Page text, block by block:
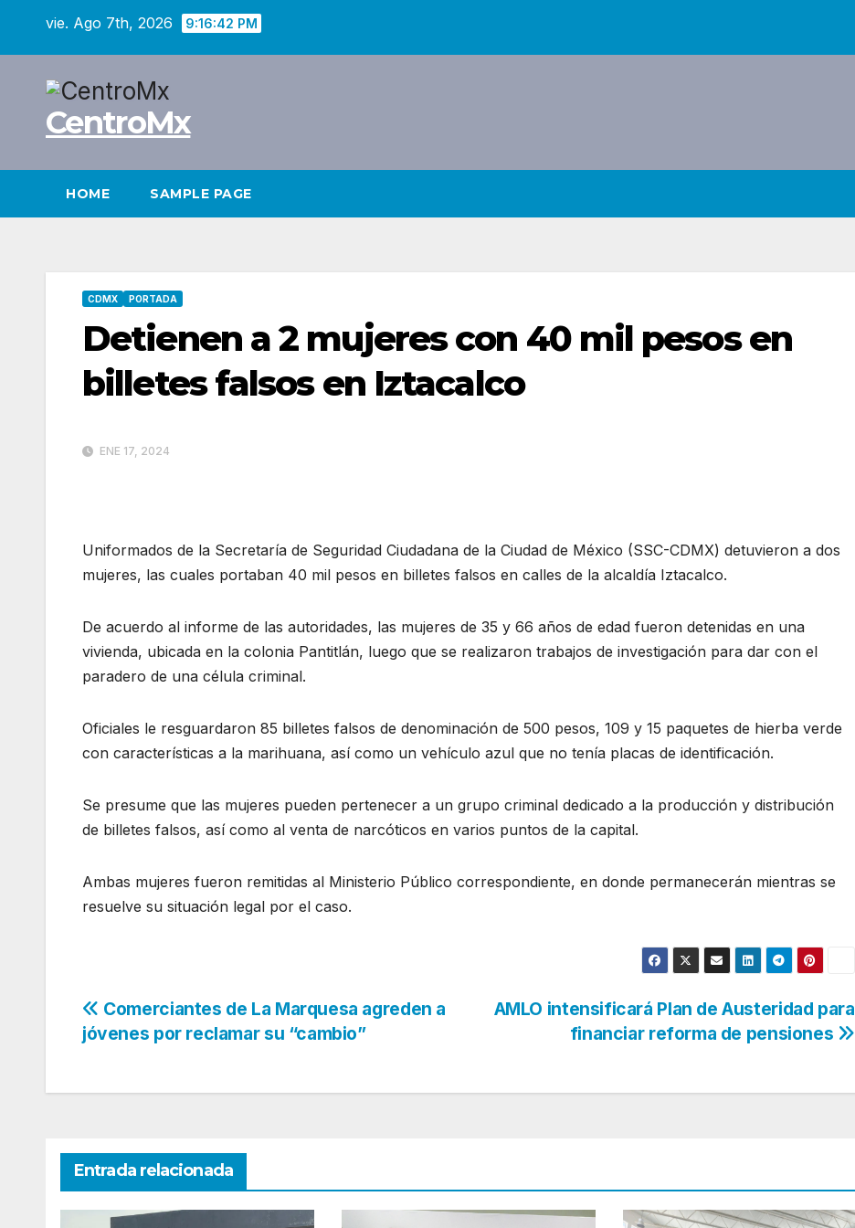
vie. Ago 7th, 2026 9:16:43 PM
CentroMx
HOME SAMPLE PAGE
CDMX PORTADA
Detienen a 2 mujeres con 40 mil pesos en
billetes falsos en Iztacalco
ENE 17, 2024
Uniformados de la Secretaría de Seguridad Ciudadana de la Ciudad de México (SSC-CDMX) detuvieron a dos
mujeres, las cuales portaban 40 mil pesos en billetes falsos en calles de la alcaldía Iztacalco.
De acuerdo al informe de las autoridades, las mujeres de 35 y 66 años de edad fueron detenidas en una
vivienda, ubicada en la colonia Pantitlán, luego que se realizaron trabajos de investigación para dar con el
paradero de una célula criminal.
Oficiales le resguardaron 85 billetes falsos de denominación de 500 pesos, 109 y 15 paquetes de hierba verde
con características a la marihuana, así como un vehículo azul que no tenía placas de identificación.
Se presume que las mujeres pueden pertenecer a un grupo criminal dedicado a la producción y distribución
de billetes falsos, así como al venta de narcóticos en varios puntos de la capital.
Ambas mujeres fueron remitidas al Ministerio Público correspondiente, en donde permanecerán mientras se
resuelve su situación legal por el caso.
Navegación
de
entradas
AMLO intensificará Plan de Austeridad para
financiar reforma de pensiones
Comerciantes de La Marquesa agreden a
jóvenes por reclamar su “cambio”
Entrada relacionada